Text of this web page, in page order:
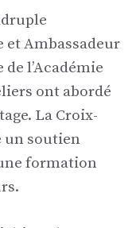
et Ambassadeur
l’Académie
ont abordé
La Croix-
un soutien
formation